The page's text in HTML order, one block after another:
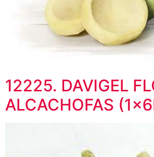
12225. DAVIGEL
ALCACHOFAS